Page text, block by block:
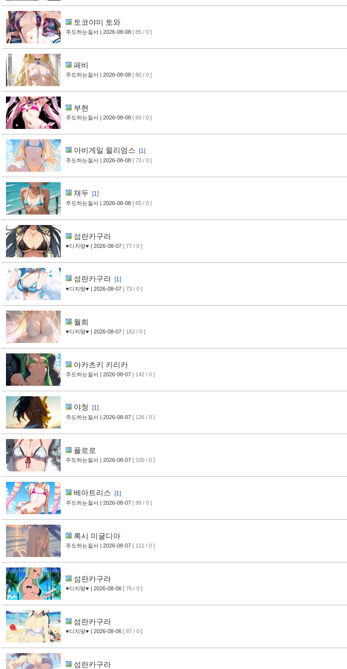
토코야미 토와
주도하는질서 | 2026-08-08 [ 85 / 0 ]
페비
주도하는질서 | 2026-08-08 [ 80 / 0 ]
부현
주도하는질서 | 2026-08-08 [ 60 / 0 ]
아비게일 윌리엄스 [1]
주도하는질서 | 2026-08-08 [ 73 / 0 ]
채두 [1]
주도하는질서 | 2026-08-08 [ 65 / 0 ]
섬란카구라
♥디지땅♥ | 2026-08-07 [ 77 / 0 ]
섬란카구라 [1]
♥디지땅♥ | 2026-08-07 [ 73 / 0 ]
월희
♥디지땅♥ | 2026-08-07 [ 162 / 0 ]
아카츠키 키리카
주도하는질서 | 2026-08-07 [ 142 / 0 ]
야청 [1]
주도하는질서 | 2026-08-07 [ 126 / 0 ]
플로로
주도하는질서 | 2026-08-07 [ 100 / 0 ]
베아트리스 [1]
주도하는질서 | 2026-08-07 [ 99 / 0 ]
록시 미굴디아
주도하는질서 | 2026-08-07 [ 111 / 0 ]
섬란카구라
♥디지땅♥ | 2026-08-06 [ 76 / 0 ]
섬란카구라
♥디지땅♥ | 2026-08-06 [ 87 / 0 ]
섬란카구라